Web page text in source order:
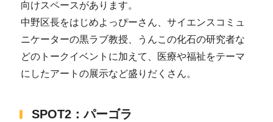
向けスペースがあります。
中野区長をはじめよっぴーさん、サイエンスコミュ
ニケーターの黒ラブ教授、うんこの化石の研究者な
どのトークイベントに加えて、医療や福祉をテーマ
にしたアートの展示など盛りだくさん。
SPOT2：パーゴラ